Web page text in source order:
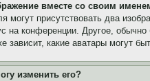
вместе со своим
могут присутствовать два
на конференции. Другое,
зависит, какие аватары могут
изменить его?